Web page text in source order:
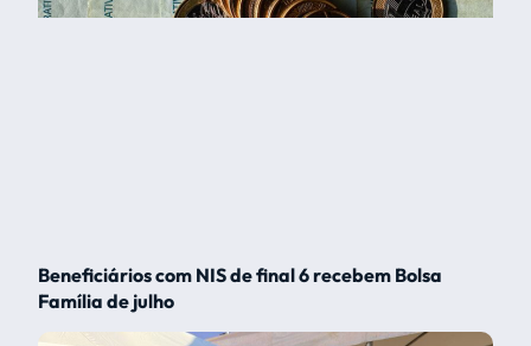
Beneficiários com NIS de final 6 recebem Bolsa
Família de julho